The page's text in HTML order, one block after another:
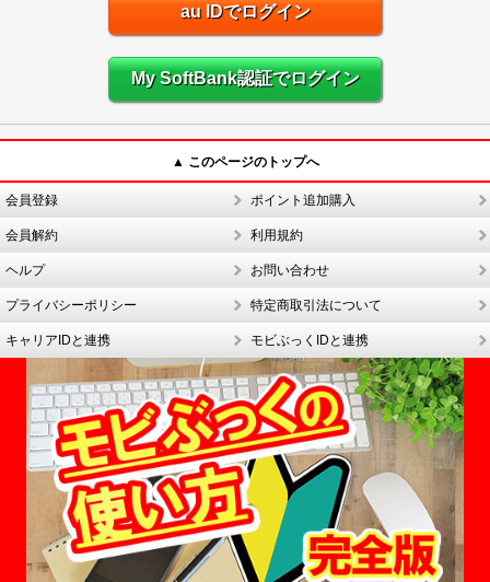
au IDでログイン
My SoftBank認証でログイン
▲ このページのトップへ
会員登録 ポイント追加購入
会員解約 利用規約
ヘルプ お問い合わせ
プライバシーポリシー 特定商取引法について
キャリアIDと連携 モビぶっくIDと連携